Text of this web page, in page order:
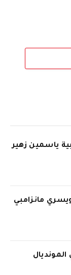
ياسمين زهير
مانزامبي